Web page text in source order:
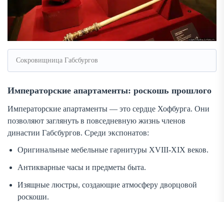
Сокровищница Габсбургов
Императорские апартаменты: роскошь прошлого
Императорские апартаменты — это сердце Хофбурга. Они
позволяют заглянуть в повседневную жизнь членов
династии Габсбургов. Среди экспонатов:
Оригинальные мебельные гарнитуры XVIII-XIX веков.
Антикварные часы и предметы быта.
Изящные люстры, создающие атмосферу дворцовой
роскоши.